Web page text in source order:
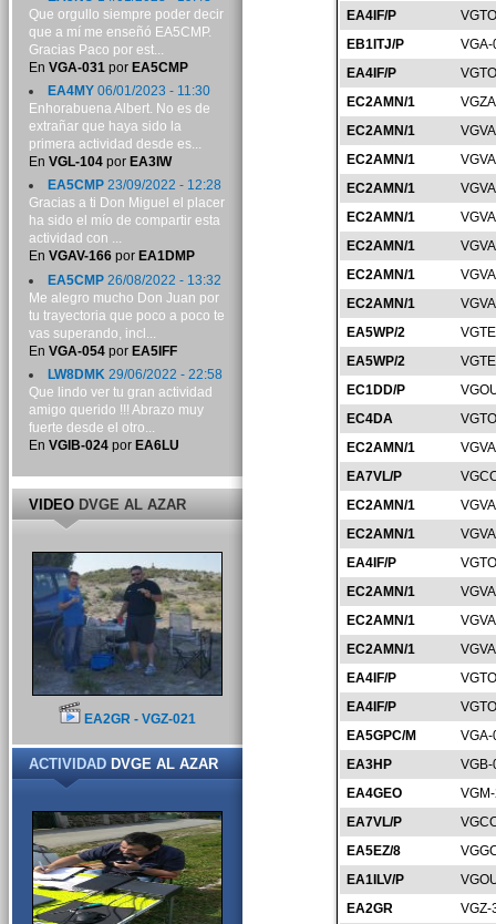
EA4IF/P
EB1ITJ/P
EA4IF/P
EC2AMN/1
EC2AMN/1
EC2AMN/1
EC2AMN/1
EC2AMN/1
EC2AMN/1
EC2AMN/1
EC2AMN/1
EA5WP/2
EA5WP/2
EC1DD/P
EC4DA
EC2AMN/1
EA7VL/P
EC2AMN/1
EC2AMN/1
EA4IF/P
EC2AMN/1
EC2AMN/1
EC2AMN/1
EA4IF/P
EA4IF/P
EA5GPC/M
EA3HP
EA4GEO
EA7VL/P
EA5EZ/8
EA1ILV/P
EA2GR
VGZ-
Que orgullo siempre poder decir
que a mí me enseñó EA5CMP.
Gracias Paco por est...
En VGA-031 por EA5CMP
EA4MY06/01/2023 - 11:30
Enhorabuena Albert. No es de
extrañar que haya sido la
primera actividad desde es...
En VGL-104por EA3IW
EA5CMP23/09/2022 - 12:28
Gracias a ti Don Miguel el placer
ha sido el mío de compartir esta
actividad con ...
En VGAV-166por EA1DMP
EA5CMP26/08/2022 - 13:32
Me alegro mucho Don Juan por
tu trayectoria que poco a poco te
vas superando, incl...
En VGA-054por EA5IFF
LW8DMK29/06/2022 - 22:58
Que lindo ver tu gran actividad
amigo querido !!! Abrazo muy
fuerte desde el otro...
En VGIB-024por EA6LU
VIDEODVGE AL AZAR
EA2GR - VGZ-021
ACTIVIDADDVGE AL AZAR